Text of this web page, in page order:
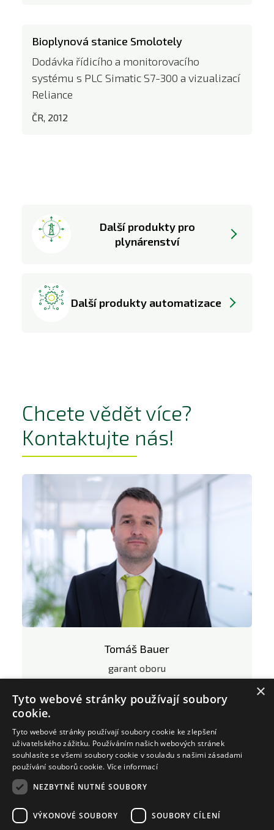
Bioplynová stanice Smolotely
Dodávka řídicího a monitorovacího
systému s PLC Simatic S7-300 a vizualizací
Reliance
ČR, 2012
Další produkty pro
plynárenství
Další produkty automatizace
Chcete vědět více?
Kontaktujte nás!
Tomáš Bauer
garant oboru
+420 603 867 496
LinkedIn profil
×
Tyto webové stránky používají soubory
cookie.
Tyto webové stránky používají soubory cookie ke zlepšení
uživatelského zážitku. Používáním našich webových stránek
souhlasíte se všemi soubory cookie v souladu s našimi zásadami
používání souborů cookie. Více informací
NEZBYTNĚ NUTNÉ SOUBORY
VÝKONOVÉ SOUBORY SOUBORY CÍLENÍ